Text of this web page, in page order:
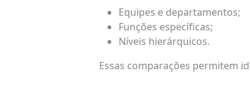
Equipes e departamentos;
Funções específicas;
Níveis hierárquicos.
Essas comparações permitem